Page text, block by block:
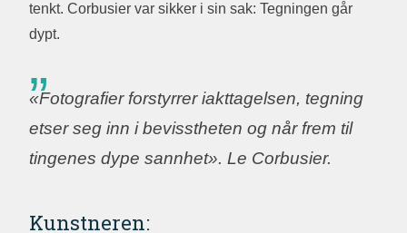
tenkt. Corbusier var sikker i sin sak: Tegningen går
dypt.
«Fotografier forstyrrer iakttagelsen, tegning
etser seg inn i bevisstheten og når frem til
tingenes dype sannhet». Le Corbusier.
Kunstneren: